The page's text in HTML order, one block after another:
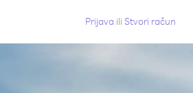
Prijava ili Stvori račun